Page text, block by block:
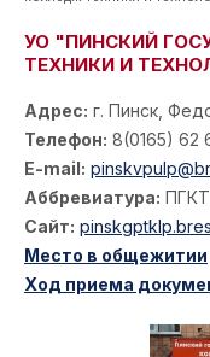
УО "ПИНСКИЙ
ТЕХНИКИ И
Адрес: г. Пинск,
Телефон: 8(0165) 62
E-mail:
Аббревиатура:
Сайт:
Место в общежитии
Ход приема